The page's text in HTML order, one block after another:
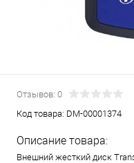
Отзывов: 0
Код товара: DM-00001374
Описание товара:
Внешний жесткий диск